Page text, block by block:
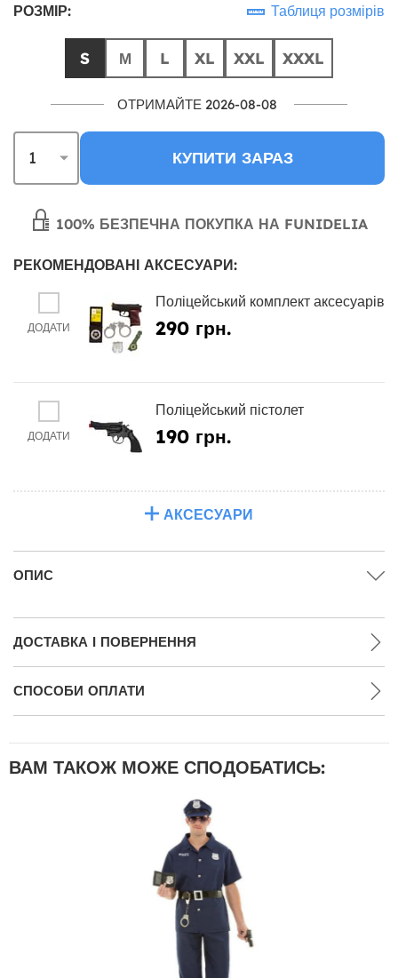
РОЗМІР: Таблиця розмірів
S М L XL XXL XXXL
ОТРИМАЙТЕ 2026-08-08
КУПИТИ ЗАРАЗ
100% БЕЗПЕЧНА ПОКУПКА НА FUNIDELIA
РЕКОМЕНДОВАНІ АКСЕСУАРИ:
ДОДАТИ
Поліцейський комплект аксесуарів
290 грн.
ДОДАТИ
Поліцейський пістолет
190 грн.
АКСЕСУАРИ
ОПИС
ДОСТАВКА І ПОВЕРНЕННЯ
СПОСОБИ ОПЛАТИ
ВАМ ТАКОЖ МОЖЕ СПОДОБАТИСЬ: